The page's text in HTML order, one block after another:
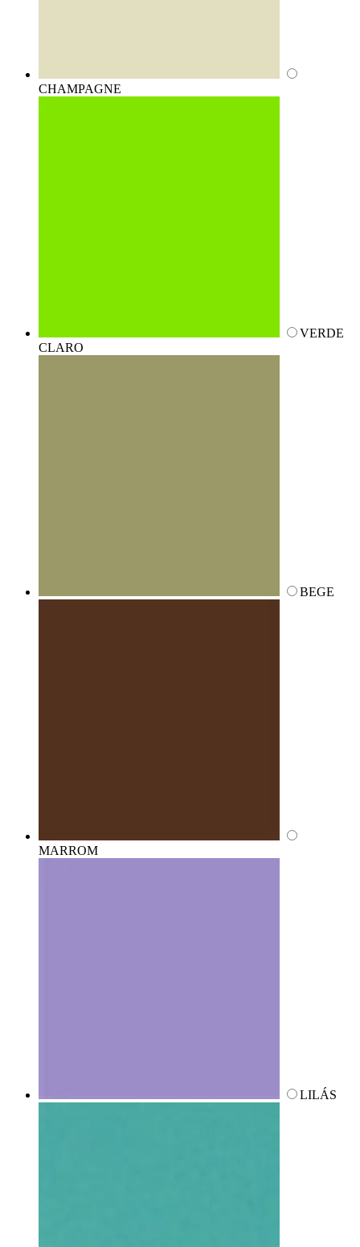
CHAMPAGNE
VERDE
CLARO
BEGE
MARROM
LILÁS